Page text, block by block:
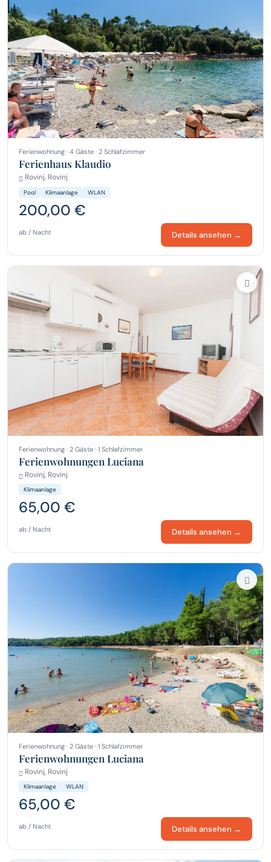
Ferienwohnung · 4 Gäste · 2 Schlafzimmer
Ferienhaus Klaudio
Rovinj, Rovinj
Pool Klimaanlage WLAN
200,00 €
ab / Nacht Details ansehen →
Ferienwohnung · 2 Gäste · 1 Schlafzimmer
Ferienwohnungen Luciana
Rovinj, Rovinj
Klimaanlage
65,00 €
ab / Nacht Details ansehen →
Ferienwohnung · 2 Gäste · 1 Schlafzimmer
Ferienwohnungen Luciana
Rovinj, Rovinj
Klimaanlage WLAN
65,00 €
ab / Nacht Details ansehen →